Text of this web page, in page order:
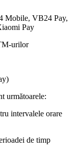
Mobile, VB24 Pay,
Pay
urilor
următoarele:
intervalele orare
de timp